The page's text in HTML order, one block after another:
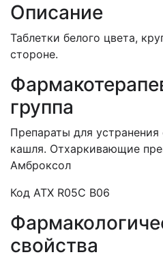
Описание
Таблетки белого цвета,
стороне.
группа
Препараты для
кашля. Отхаркивающие
Амброксол
Код АТХ R05C В06
свойства